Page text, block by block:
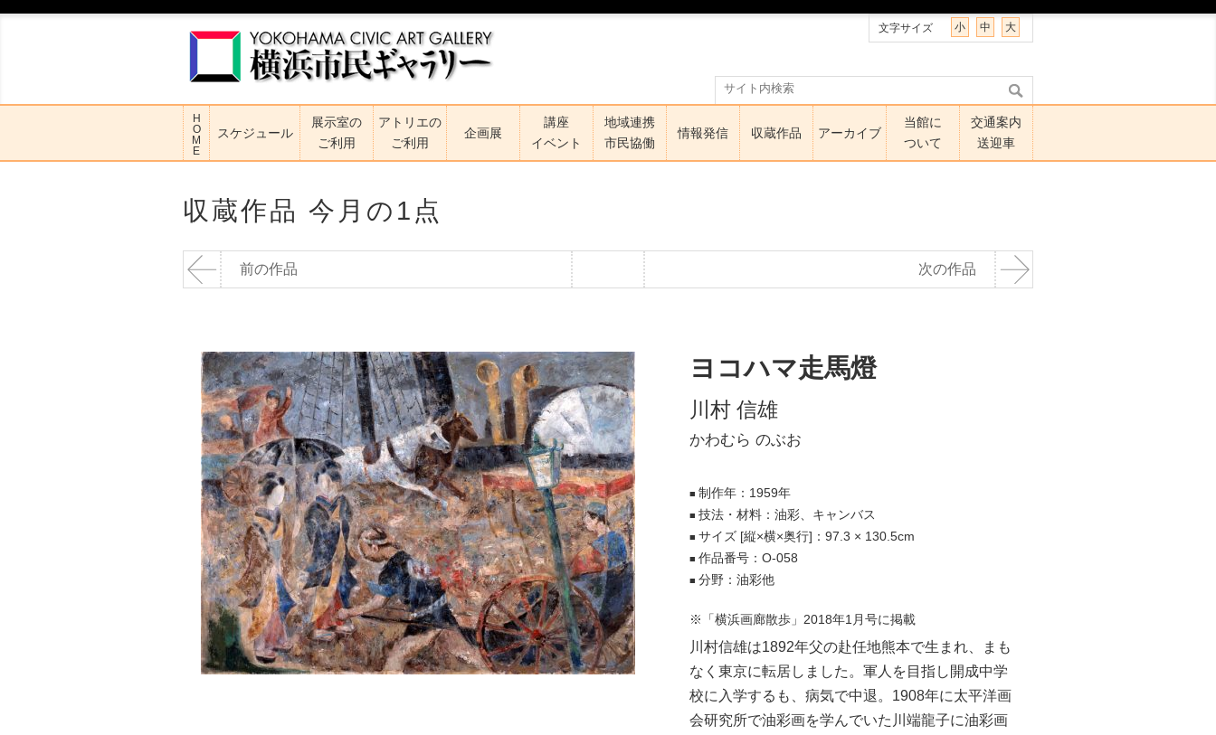
文字サイズ 小 中 大
H
O
M
E
スケジュール
展示室の
ご利用
アトリエの
ご利用
企画展
講座
イベント
地域連携
市民協働
情報発信 収蔵作品 アーカイブ
当館に
ついて
交通案内
送迎車
収蔵作品 今月の1点
前の作品 次の作品
ヨコハマ走馬燈
川村 信雄
かわむら のぶお
■ 制作年：1959年
■ 技法・材料：油彩、キャンバス
■ サイズ [縦×横×奥行]：97.3 × 130.5cm
■ 作品番号：O-058
■ 分野：油彩他
※「横浜画廊散歩」2018年1月号に掲載
川村信雄は1892年父の赴任地熊本で生まれ、まも
なく東京に転居しました。軍人を目指し開成中学
校に入学するも、病気で中退。1908年に太平洋画
会研究所で油彩画を学んでいた川端龍子に油彩画